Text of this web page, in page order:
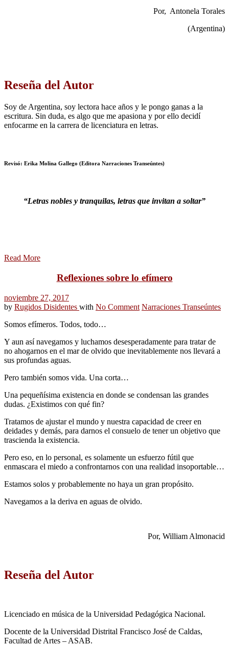
Por, Antonela Torales
(Argentina)
Reseña del Autor
Soy de Argentina, soy lectora hace años y le pongo ganas a la
escritura. Sin duda, es algo que me apasiona y por ello decidí
enfocarme en la carrera de licenciatura en letras.
Revisó: Erika Molina Gallego (Editora Narraciones Transeúntes)
“Letras nobles y tranquilas, letras que invitan a soltar”
Read More
Reflexiones sobre lo efímero
noviembre 27, 2017
by Rugidos Disidentes with No Comment Narraciones Transeúntes
Somos efímeros. Todos, todo…
Y aun así navegamos y luchamos desesperadamente para tratar de
no ahogarnos en el mar de olvido que inevitablemente nos llevará a
sus profundas aguas.
Pero también somos vida. Una corta…
Una pequeñísima existencia en donde se condensan las grandes
dudas. ¿Existimos con qué fin?
Tratamos de ajustar el mundo y nuestra capacidad de creer en
deidades y demás, para darnos el consuelo de tener un objetivo que
trascienda la existencia.
Pero eso, en lo personal, es solamente un esfuerzo fútil que
enmascara el miedo a confrontarnos con una realidad insoportable…
Estamos solos y probablemente no haya un gran propósito.
Navegamos a la deriva en aguas de olvido.
Por, William Almonacid
Reseña del Autor
Licenciado en música de la Universidad Pedagógica Nacional.
Docente de la Universidad Distrital Francisco José de Caldas,
Facultad de Artes – ASAB.